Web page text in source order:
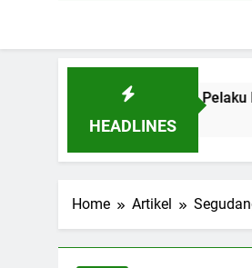
HEADLINES
Pendidikan dan Pelaku Industri
Home Artikel